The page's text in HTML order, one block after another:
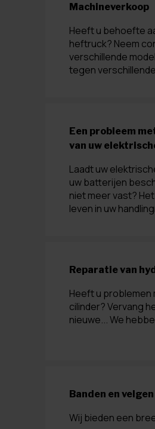
Machineverkoop
Heeft u behoefte
heftruck? Neem
verschillende
tegen
Een probleem
van uw
Laadt uw
uw batterijen
niet meer vast?
leven in uw
Reparatie van
Heeft u problemen
cilinder? Vervang
nieuwe... We
Banden en
Wij bieden een